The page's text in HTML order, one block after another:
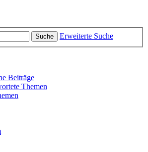
Suche Erweiterte Suche
Beiträge
Themen